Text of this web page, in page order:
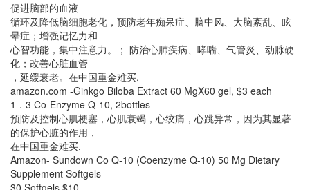
促进脑部的血液
循环及降低脑细胞老化，预防老年痴呆症、脑中风、大脑紊乱、眩
晕症；增强记忆力和
心智功能，集中注意力。； 防治心肺疾病、哮喘、气管炎、动脉硬
化；改善心脏血管
，延缓衰老。在中国重金难买,
amazon.com -Ginkgo Biloba Extract 60 MgX60 gel, $3 each
1．3 Co-Enzyme Q-10, 2bottles
预防及控制心肌梗塞，心肌衰竭，心绞痛，心跳异常，因为其显著
的保护心脏的作用，
在中国重金难买,
Amazon- Sundown Co Q-10 (Coenzyme Q-10) 50 Mg Dietary
Supplement Softgels -
30 Softgels $10